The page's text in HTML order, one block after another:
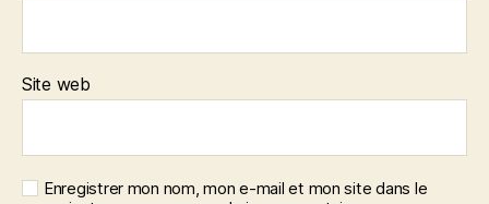
Site web
Enregistrer mon nom, mon e-mail et mon site dans le